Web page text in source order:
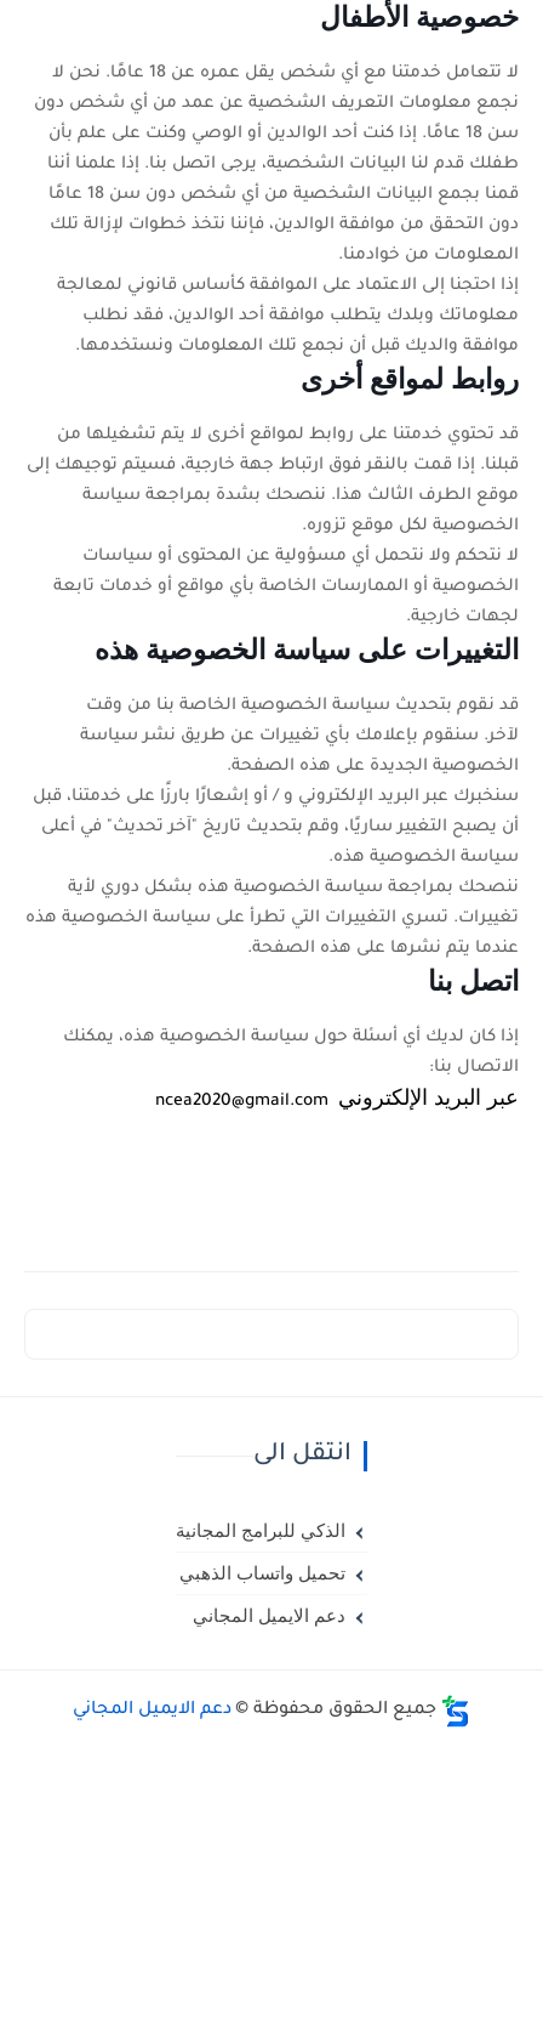
خصوصية الأطفال
لا تتعامل خدمتنا مع أي شخص يقل عمره عن 18 عامًا. نحن لا
نجمع معلومات التعريف الشخصية عن عمد من أي شخص دون
سن 18 عامًا. إذا كنت أحد الوالدين أو الوصي وكنت على علم بأن
طفلك قدم لنا البيانات الشخصية، يرجى اتصل بنا. إذا علمنا أننا
قمنا بجمع البيانات الشخصية من أي شخص دون سن 18 عامًا
دون التحقق من موافقة الوالدين، فإننا نتخذ خطوات لإزالة تلك
المعلومات من خوادمنا.
إذا احتجنا إلى الاعتماد على الموافقة كأساس قانوني لمعالجة
معلوماتك وبلدك يتطلب موافقة أحد الوالدين، فقد نطلب
موافقة والديك قبل أن نجمع تلك المعلومات ونستخدمها.
روابط لمواقع أخرى
قد تحتوي خدمتنا على روابط لمواقع أخرى لا يتم تشغيلها من
قبلنا. إذا قمت بالنقر فوق ارتباط جهة خارجية، فسيتم توجيهك إلى
موقع الطرف الثالث هذا. ننصحك بشدة بمراجعة سياسة
الخصوصية لكل موقع تزوره.
لا نتحكم ولا نتحمل أي مسؤولية عن المحتوى أو سياسات
الخصوصية أو الممارسات الخاصة بأي مواقع أو خدمات تابعة
لجهات خارجية.
التغييرات على سياسة الخصوصية هذه
قد نقوم بتحديث سياسة الخصوصية الخاصة بنا من وقت
لآخر. سنقوم بإعلامك بأي تغييرات عن طريق نشر سياسة
الخصوصية الجديدة على هذه الصفحة.
سنخبرك عبر البريد الإلكتروني و / أو إشعارًا بارزًا على خدمتنا، قبل
أن يصبح التغيير ساريًا، وقم بتحديث تاريخ "آخر تحديث" في أعلى
سياسة الخصوصية هذه.
ننصحك بمراجعة سياسة الخصوصية هذه بشكل دوري لأية
تغييرات. تسري التغييرات التي تطرأ على سياسة الخصوصية هذه
عندما يتم نشرها على هذه الصفحة.
اتصل بنا
إذا كان لديك أي أسئلة حول سياسة الخصوصية هذه، يمكنك
الاتصال بنا:
عبر البريد الإلكترونيncea2020@gmail.com
انتقل الى
الذكي للبرامج المجانية
تحميل واتساب الذهبي
دعم الايميل المجاني
جميع الحقوق محفوظة © دعم الايميل المجاني